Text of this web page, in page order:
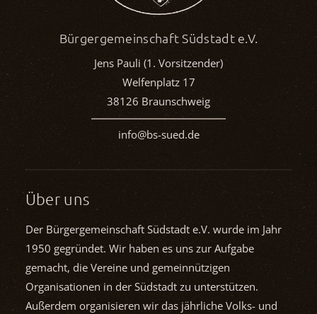
Bürgergemeinschaft Südstadt e.V.
Jens Pauli (1. Vorsitzender)
Welfenplatz 17
38126 Braunschweig
info@bs-sued.de
Über uns
Der Bürgergemeinschaft Südstadt e.V. wurde im Jahr
1950 gegründet. Wir haben es uns zur Aufgabe
gemacht, die Vereine und gemein­nützigen
Organisationen in der Südstadt zu unterstützen.
Außerdem organisieren wir das jährliche Volks- und